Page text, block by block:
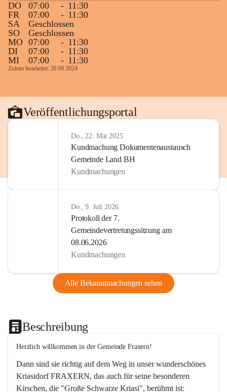
DO
07:00 - 11:30
FR
07:00 - 11:30
SA
Geschlossen
SO
Geschlossen
MO 07:00 - 11:30
DI
07:00 - 11:30
MI
07:00 - 11:30
Zuletzt bearbeitet: 20.09.2024
Veröffentlichungsportal
Do., 22. Mai 2025
Kundmachung Dokumentenaustausch
Gemeinde Land BH
Kundmachungen
Do., 9. Juli 2026
Protokoll der 7.
Gemeindevertretungssitzung am
08.06.2026
Kundmachungen
Alle Bekanntmachungen sehen
Beschreibung
Herzlich willkommen in der Gemeinde Fraxern!
Dann sind sie richtig auf dem Weg in unser wunderschönes
Kriasidorf FRAXERN, das auch für seine besonderen
Kirschen, die "Große Schwarze Kriasi", berühmt ist: